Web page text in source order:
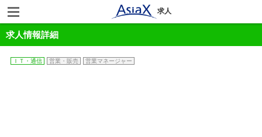
求人
求人情報詳細
ＩＴ・通信 営業・販売 営業マネージャー